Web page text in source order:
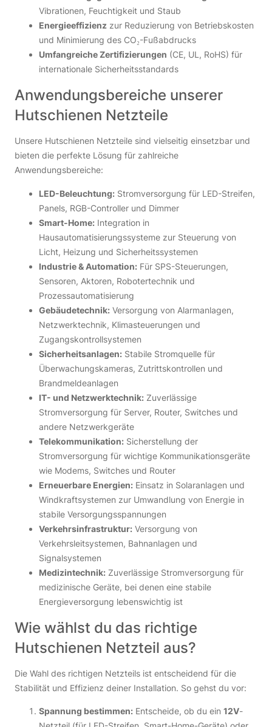
Vibrationen, Feuchtigkeit und Staub
Energieeffizienz zur Reduzierung von Betriebskosten
und Minimierung des CO₂-Fußabdrucks
Umfangreiche Zertifizierungen (CE, UL, RoHS) für
internationale Sicherheitsstandards
Anwendungsbereiche unserer
Hutschienen Netzteile
Unsere Hutschienen Netzteile sind vielseitig einsetzbar und
bieten die perfekte Lösung für zahlreiche
Anwendungsbereiche:
LED-Beleuchtung: Stromversorgung für LED-Streifen,
Panels, RGB-Controller und Dimmer
Smart-Home: Integration in
Hausautomatisierungssysteme zur Steuerung von
Licht, Heizung und Sicherheitssystemen
Industrie & Automation: Für SPS-Steuerungen,
Sensoren, Aktoren, Robotertechnik und
Prozessautomatisierung
Gebäudetechnik: Versorgung von Alarmanlagen,
Netzwerktechnik, Klimasteuerungen und
Zugangskontrollsystemen
Sicherheitsanlagen: Stabile Stromquelle für
Überwachungskameras, Zutrittskontrollen und
Brandmeldeanlagen
IT- und Netzwerktechnik: Zuverlässige
Stromversorgung für Server, Router, Switches und
andere Netzwerkgeräte
Telekommunikation: Sicherstellung der
Stromversorgung für wichtige Kommunikationsgeräte
wie Modems, Switches und Router
Erneuerbare Energien: Einsatz in Solaranlagen und
Windkraftsystemen zur Umwandlung von Energie in
stabile Versorgungsspannungen
Verkehrsinfrastruktur: Versorgung von
Verkehrsleitsystemen, Bahnanlagen und
Signalsystemen
Medizintechnik: Zuverlässige Stromversorgung für
medizinische Geräte, bei denen eine stabile
Energieversorgung lebenswichtig ist
Wie wählst du das richtige
Hutschienen Netzteil aus?
Die Wahl des richtigen Netzteils ist entscheidend für die
Stabilität und Effizienz deiner Installation. So gehst du vor:
Spannung bestimmen: Entscheide, ob du ein 12V-